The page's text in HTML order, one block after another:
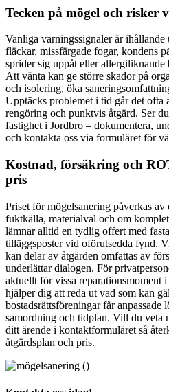
Tecken på mögel och risker
Vanliga varningssignaler är
fläckar, missfärgade fogar, kondens
sprider sig uppåt eller allergiliknande
Att vänta kan ge större skador på
och isolering, öka
Upptäcks problemet i tid går det ofta
rengöring och punktvis åtgärd. Ser
fastighet i Jordbro – dokumentera,
och kontakta oss via formuläret för
Kostnad, försäkring och
pris
Priset för mögelsanering påverkas
fuktkälla, materialval och om
lämnar alltid en tydlig offert med
tilläggsposter vid oförutsedda fynd.
kan delar av åtgärden omfattas av
underlättar dialogen. För
aktuellt för vissa reparationsmoment
hjälper dig att reda ut vad som kan
bostadsrättsföreningar får anpassade
samordning och tidplan. Vill du veta
ditt ärende i kontaktformuläret så
åtgärdsplan och pris.